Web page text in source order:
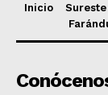
Inicio Sureste